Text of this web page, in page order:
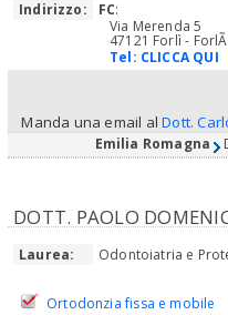
Indirizzo:
FC:
Via Merenda 5
47121 Forlì -
Tel: CLICCA QUI
Manda una email alDott.
Emilia Romagna
DOTT. PAOLO
Laurea: Odontoiatria e
Ortodonzia fissa e mobile